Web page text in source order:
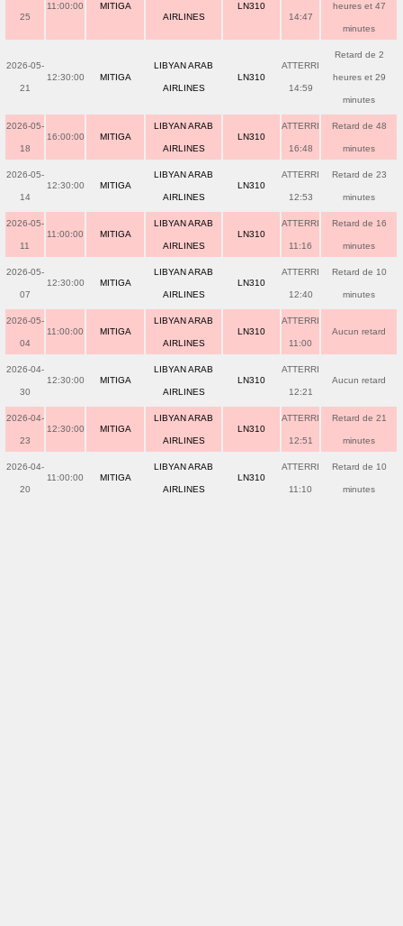
25
11:00:00 MITIGA
AIRLINES
LN310
14:47
heures et 47
minutes
2026-05-
21
12:30:00 MITIGA
LIBYAN ARAB
AIRLINES
LN310
ATTERRI
14:59
Retard de 2
heures et 29
minutes
2026-05-
18
16:00:00 MITIGA
LIBYAN ARAB
AIRLINES
LN310
ATTERRI
16:48
Retard de 48
minutes
2026-05-
14
12:30:00 MITIGA
LIBYAN ARAB
AIRLINES
LN310
ATTERRI
12:53
Retard de 23
minutes
2026-05-
11
11:00:00 MITIGA
LIBYAN ARAB
AIRLINES
LN310
ATTERRI
11:16
Retard de 16
minutes
2026-05-
07
12:30:00 MITIGA
LIBYAN ARAB
AIRLINES
LN310
ATTERRI
12:40
Retard de 10
minutes
2026-05-
04
11:00:00 MITIGA
LIBYAN ARAB
AIRLINES
LN310
ATTERRI
11:00
Aucun retard
2026-04-
30
12:30:00 MITIGA
LIBYAN ARAB
AIRLINES
LN310
ATTERRI
12:21
Aucun retard
2026-04-
23
12:30:00 MITIGA
LIBYAN ARAB
AIRLINES
LN310
ATTERRI
12:51
Retard de 21
minutes
2026-04-
20
11:00:00 MITIGA
LIBYAN ARAB
AIRLINES
LN310
ATTERRI
11:10
Retard de 10
minutes